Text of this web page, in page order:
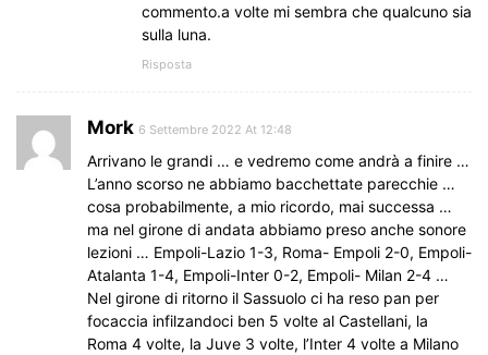
commento.a volte mi sembra che qualcuno sia
sulla luna.
Risposta
Mork 6 Settembre 2022 At 12:48
Arrivano le grandi … e vedremo come andrà a finire …
L’anno scorso ne abbiamo bacchettate parecchie …
cosa probabilmente, a mio ricordo, mai successa …
ma nel girone di andata abbiamo preso anche sonore
lezioni … Empoli-Lazio 1-3, Roma- Empoli 2-0, Empoli-
Atalanta 1-4, Empoli-Inter 0-2, Empoli- Milan 2-4 …
Nel girone di ritorno il Sassuolo ci ha reso pan per
focaccia infilzandoci ben 5 volte al Castellani, la
Roma 4 volte, la Juve 3 volte, l’Inter 4 volte a Milano